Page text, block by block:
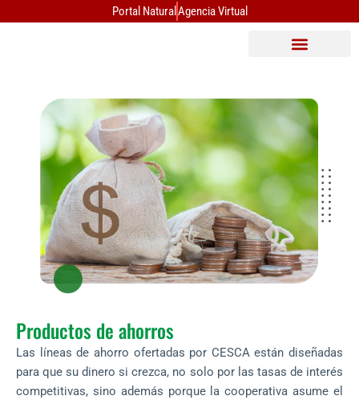
Portal Natural Agencia Virtual
Productos de ahorros
Las líneas de ahorro ofertadas por CESCA están diseñadas
para que su dinero si crezca, no solo por las tasas de interés
competitivas, sino además porque la cooperativa asume el